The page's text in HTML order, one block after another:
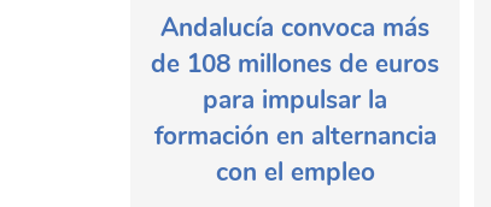
Andalucía convoca más
de 108 millones de euros
para impulsar la
formación en alternancia
con el empleo